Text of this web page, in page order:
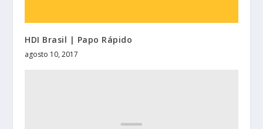
HDI Brasil | Papo Rápido
agosto 10, 2017